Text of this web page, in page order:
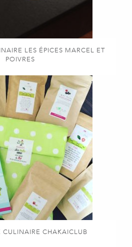
LES ÉPICES MARCEL ET
POIVRES
CULINAIRE CHAKAICLUB